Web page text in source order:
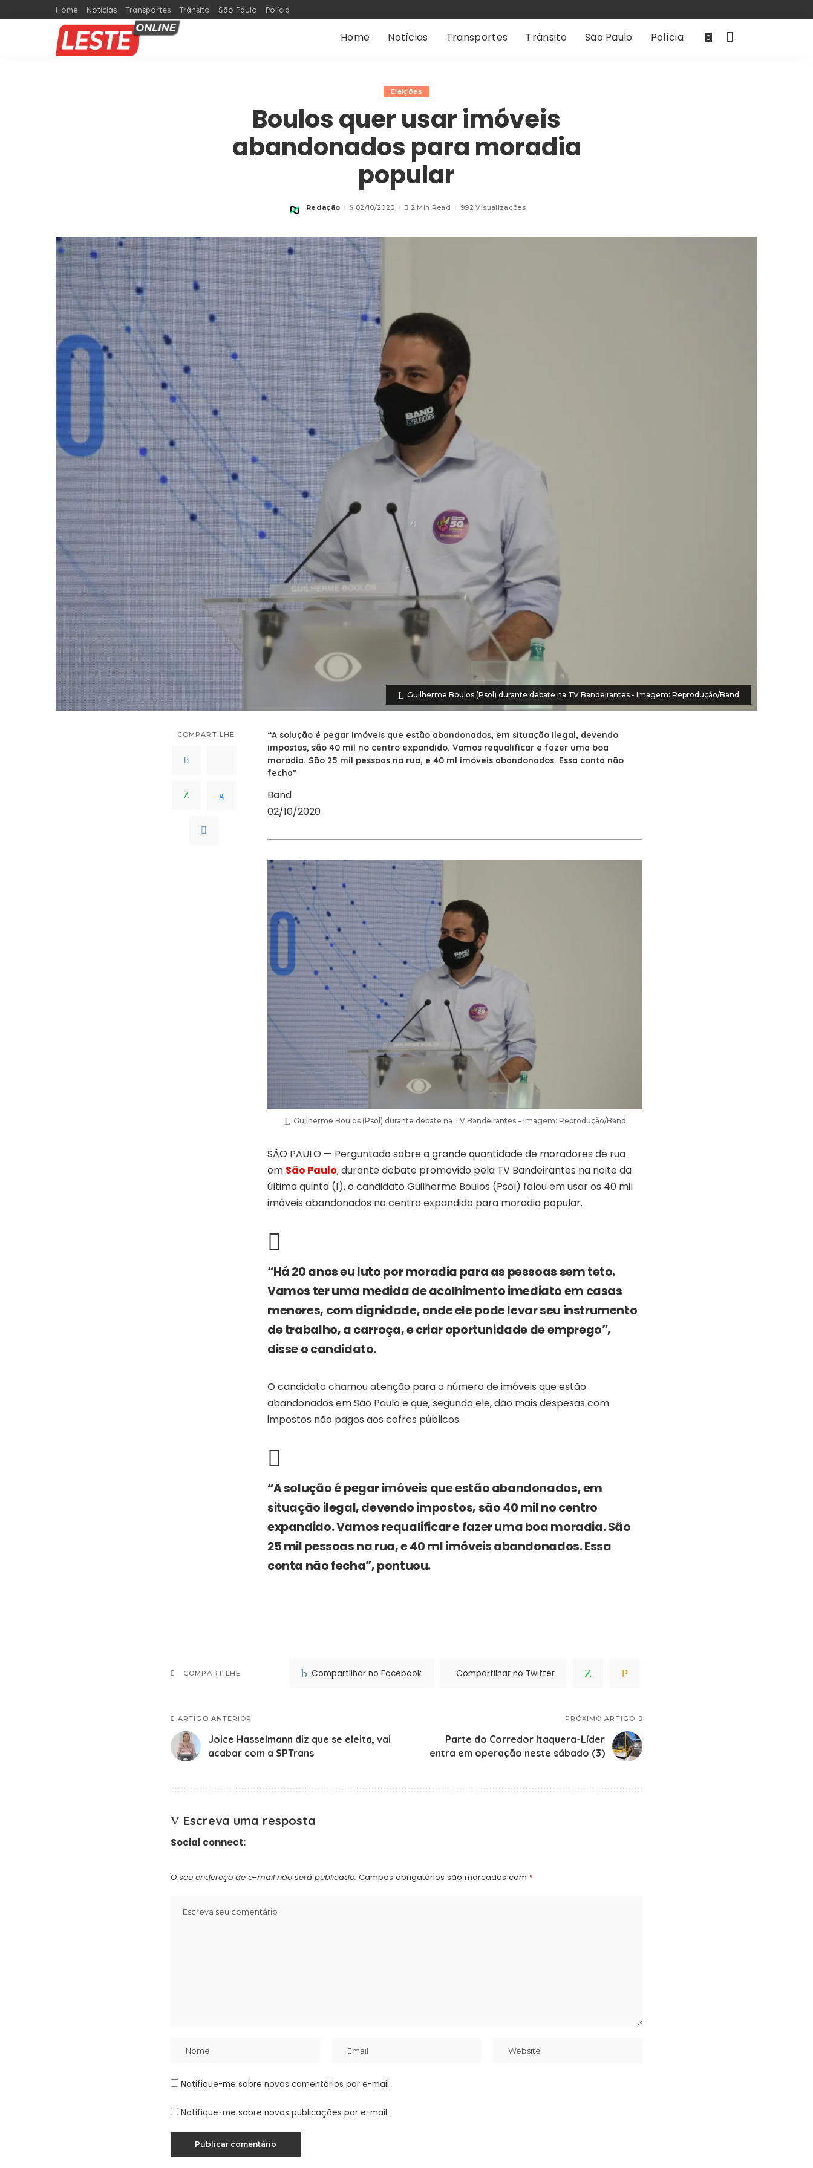
Home Notícias Transportes Trânsito São Paulo Polícia
Home Notícias Transportes Trânsito São Paulo Polícia 0
Eleições
Boulos quer usar imóveis
abandonados para moradia
popular
Posted
Redação 02/10/2020 2 Min Read 992 Visualizações
Guilherme Boulos (Psol) durante debate na TV Bandeirantes - Imagem: Reprodução/Band
COMPARTILHE
“A solução é pegar imóveis que estão abandonados, em situação ilegal, devendo
impostos, são 40 mil no centro expandido. Vamos requalificar e fazer uma boa
moradia. São 25 mil pessoas na rua, e 40 ml imóveis abandonados. Essa conta não
fecha”
Band
02/10/2020
Guilherme Boulos (Psol) durante debate na TV Bandeirantes – Imagem: Reprodução/Band
SÃO PAULO — Perguntado sobre a grande quantidade de moradores de rua
em São Paulo, durante debate promovido pela TV Bandeirantes na noite da
última quinta (1), o candidato Guilherme Boulos (Psol) falou em usar os 40 mil
imóveis abandonados no centro expandido para moradia popular.
“Há 20 anos eu luto por moradia para as pessoas sem teto.
Vamos ter uma medida de acolhimento imediato em casas
menores, com dignidade, onde ele pode levar seu instrumento
de trabalho, a carroça, e criar oportunidade de emprego”,
disse o candidato.
O candidato chamou atenção para o número de imóveis que estão
abandonados em São Paulo e que, segundo ele, dão mais despesas com
impostos não pagos aos cofres públicos.
“A solução é pegar imóveis que estão abandonados, em
situação ilegal, devendo impostos, são 40 mil no centro
expandido. Vamos requalificar e fazer uma boa moradia. São
25 mil pessoas na rua, e 40 ml imóveis abandonados. Essa
conta não fecha”, pontuou.
COMPARTILHE Compartilhar no Facebook Compartilhar no Twitter
ARTIGO ANTERIOR
Joice Hasselmann diz que se eleita, vai
acabar com a SPTrans
PRÓXIMO ARTIGO
Parte do Corredor Itaquera-Líder
entra em operação neste sábado (3)
Escreva uma resposta
Social connect:
O seu endereço de e-mail não será publicado. Campos obrigatórios são marcados com *
Notifique-me sobre novos comentários por e-mail.
Notifique-me sobre novas publicações por e-mail.